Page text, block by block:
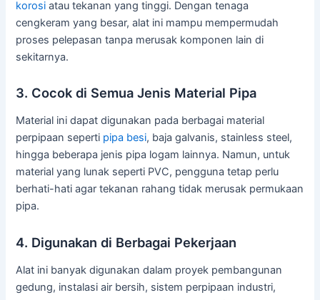
korosi atau tekanan yang tinggi. Dengan tenaga
cengkeram yang besar, alat ini mampu mempermudah
proses pelepasan tanpa merusak komponen lain di
sekitarnya.
3. Cocok di Semua Jenis Material Pipa
Material ini dapat digunakan pada berbagai material
perpipaan seperti pipa besi, baja galvanis, stainless steel,
hingga beberapa jenis pipa logam lainnya. Namun, untuk
material yang lunak seperti PVC, pengguna tetap perlu
berhati-hati agar tekanan rahang tidak merusak permukaan
pipa.
4. Digunakan di Berbagai Pekerjaan
Alat ini banyak digunakan dalam proyek pembangunan
gedung, instalasi air bersih, sistem perpipaan industri,